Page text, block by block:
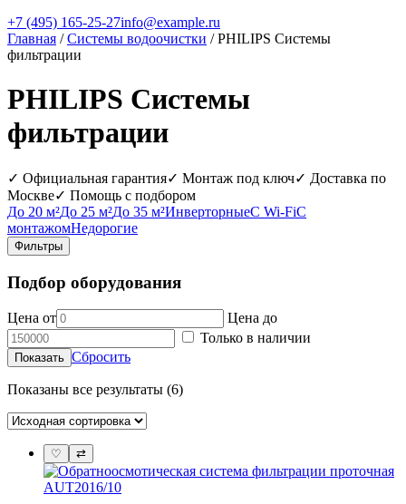
+7 (495) 165-25-27info@example.ru
Главная /Системы водоочистки / PHILIPS Системы
фильтрации
PHILIPS Системы
фильтрации
✓ Официальная гарантия✓ Монтаж под ключ✓ Доставка по
Москве✓ Помощь с подбором
До 20 м²До 25 м²До 35 м²ИнверторныеС Wi‑FiС
монтажомНедорогие
Фильтры
Подбор оборудования
Цена от
Цена до
Только в наличии
Показать Сбросить
Показаны все результаты (6)
♡ ⇄